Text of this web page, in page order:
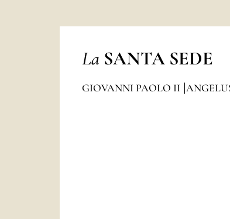
La SANTA SEDE
GIOVANNI PAOLO II